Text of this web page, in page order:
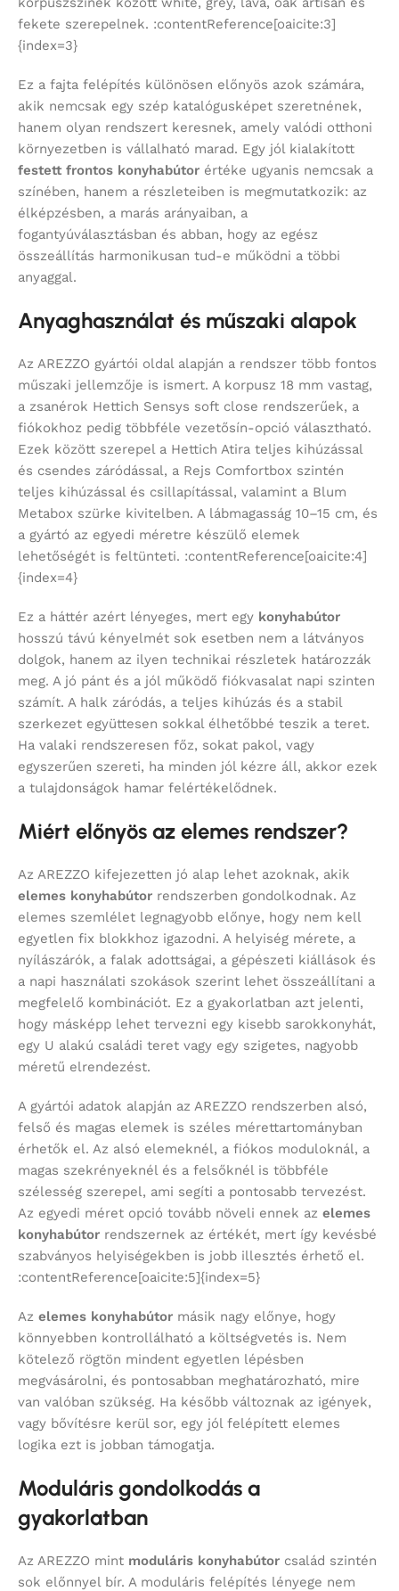
fekete szerepelnek. :contentReference[oaicite:3]
{index=3}
Ez a fajta felépítés különösen előnyös azok számára,
akik nemcsak egy szép katalógusképet szeretnének,
hanem olyan rendszert keresnek, amely valódi otthoni
környezetben is vállalható marad. Egy jól kialakított
festett frontos konyhabútor értéke ugyanis nemcsak a
színében, hanem a részleteiben is megmutatkozik: az
élképzésben, a marás arányaiban, a
fogantyúválasztásban és abban, hogy az egész
összeállítás harmonikusan tud-e működni a többi
anyaggal.
Anyaghasználat és műszaki alapok
Az AREZZO gyártói oldal alapján a rendszer több fontos
műszaki jellemzője is ismert. A korpusz 18 mm vastag,
a zsanérok Hettich Sensys soft close rendszerűek, a
fiókokhoz pedig többféle vezetősín-opció választható.
Ezek között szerepel a Hettich Atira teljes kihúzással
és csendes záródással, a Rejs Comfortbox szintén
teljes kihúzással és csillapítással, valamint a Blum
Metabox szürke kivitelben. A lábmagasság 10–15 cm, és
a gyártó az egyedi méretre készülő elemek
lehetőségét is feltünteti. :contentReference[oaicite:4]
{index=4}
Ez a háttér azért lényeges, mert egy konyhabútor
hosszú távú kényelmét sok esetben nem a látványos
dolgok, hanem az ilyen technikai részletek határozzák
meg. A jó pánt és a jól működő fiókvasalat napi szinten
számít. A halk záródás, a teljes kihúzás és a stabil
szerkezet együttesen sokkal élhetőbbé teszik a teret.
Ha valaki rendszeresen főz, sokat pakol, vagy
egyszerűen szereti, ha minden jól kézre áll, akkor ezek
a tulajdonságok hamar felértékelődnek.
Miért előnyös az elemes rendszer?
Az AREZZO kifejezetten jó alap lehet azoknak, akik
elemes konyhabútor rendszerben gondolkodnak. Az
elemes szemlélet legnagyobb előnye, hogy nem kell
egyetlen fix blokkhoz igazodni. A helyiség mérete, a
nyílászárók, a falak adottságai, a gépészeti kiállások és
a napi használati szokások szerint lehet összeállítani a
megfelelő kombinációt. Ez a gyakorlatban azt jelenti,
hogy másképp lehet tervezni egy kisebb sarokkonyhát,
egy U alakú családi teret vagy egy szigetes, nagyobb
méretű elrendezést.
A gyártói adatok alapján az AREZZO rendszerben alsó,
felső és magas elemek is széles mérettartományban
érhetők el. Az alsó elemeknél, a fiókos moduloknál, a
magas szekrényeknél és a felsőknél is többféle
szélesség szerepel, ami segíti a pontosabb tervezést.
Az egyedi méret opció tovább növeli ennek az elemes
konyhabútor rendszernek az értékét, mert így kevésbé
szabványos helyiségekben is jobb illesztés érhető el.
:contentReference[oaicite:5]{index=5}
Az elemes konyhabútor másik nagy előnye, hogy
könnyebben kontrollálható a költségvetés is. Nem
kötelező rögtön mindent egyetlen lépésben
megvásárolni, és pontosabban meghatározható, mire
van valóban szükség. Ha később változnak az igények,
vagy bővítésre kerül sor, egy jól felépített elemes
logika ezt is jobban támogatja.
Moduláris gondolkodás a
gyakorlatban
Az AREZZO mint moduláris konyhabútor család szintén
sok előnnyel bír. A moduláris felépítés lényege nem